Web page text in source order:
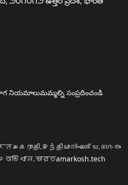
నియమాలుమమ్మల్ని సంప్రదించండి
அகராதி.இந்தியாനിഘണ്ടു.ഭാരതം
অভিধান.ভারতamarkosh.tech